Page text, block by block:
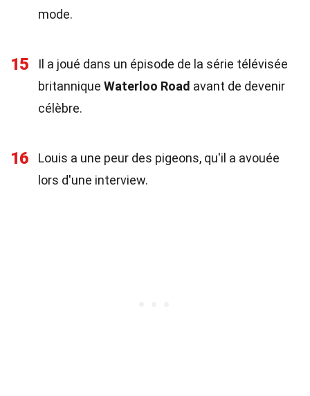
mode.
15
Il a joué dans un épisode de la série télévisée
britannique Waterloo Road avant de devenir
célèbre.
16
Louis a une peur des pigeons, qu'il a avouée
lors d'une interview.